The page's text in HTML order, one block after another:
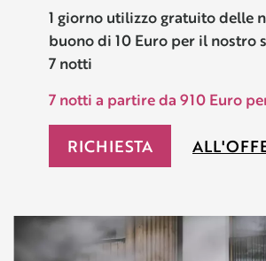
1 giorno utilizzo gratuito delle
buono di 10 Euro per il nostro
7 notti
7 notti a partire da 910 Euro
RICHIESTA